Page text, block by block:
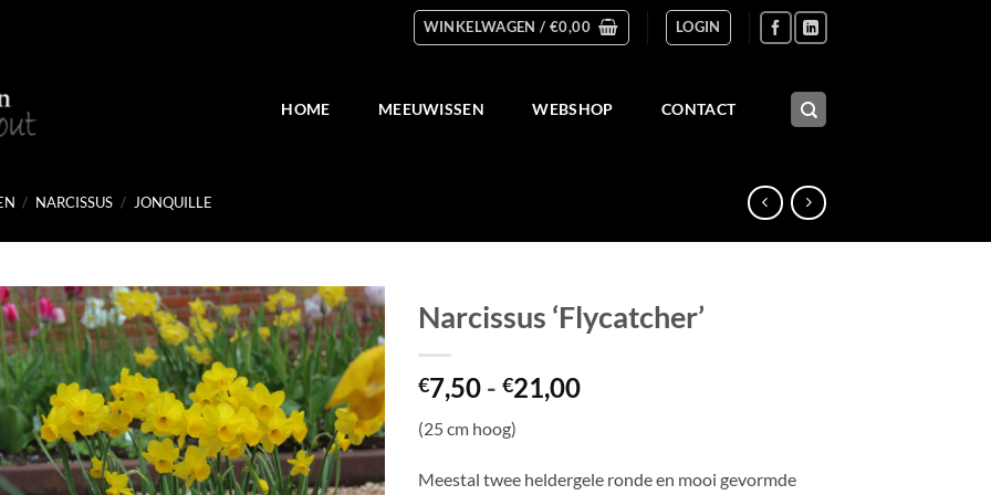
WINKELWAGEN / €0,00 LOGIN
HOME MEEUWISSEN WEBSHOP CONTACT
/ NARCISSUS / JONQUILLE
Toevoegen
aan
verlanglijst
Narcissus ‘Flycatcher’
€7,50 - €21,00Prijsklasse:
€21,00
(25 cm hoog)
Meestal twee heldergele ronde en mooi gevormde